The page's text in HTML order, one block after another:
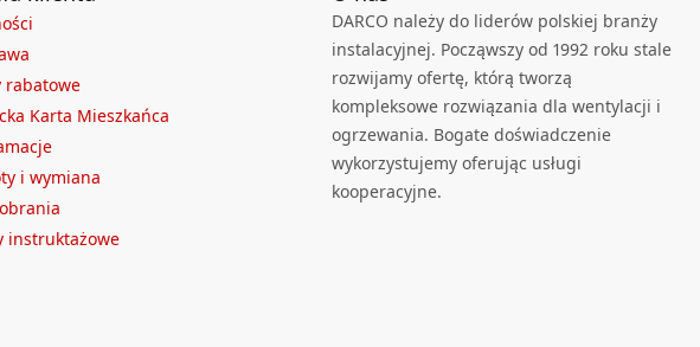
rabatowe
Karta Mieszkańca
i wymiana
instruktażowe
DARCO należy do liderów polskiej branży
instalacyjnej. Począwszy od 1992 roku stale
rozwijamy ofertę, którą tworzą
kompleksowe rozwiązania dla wentylacji i
ogrzewania. Bogate doświadczenie
wykorzystujemy oferując usługi
kooperacyjne.